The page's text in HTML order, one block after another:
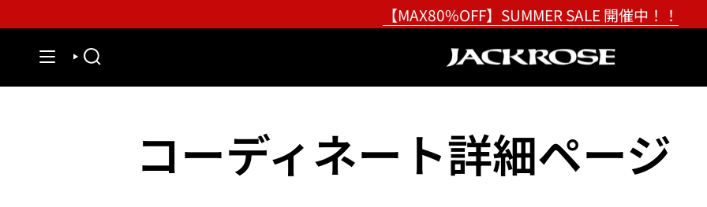
to
content
【MAX80%OFF】SUMMER SALE 開催中！！
SEARCH
コーディネート詳細ページ